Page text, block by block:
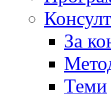
За
Теми